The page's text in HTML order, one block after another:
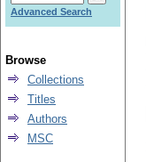
Advanced Search
Browse
Collections
Titles
Authors
MSC